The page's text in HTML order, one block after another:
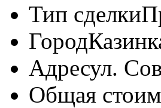
Тип сделки
Город
Адресул.
Общая